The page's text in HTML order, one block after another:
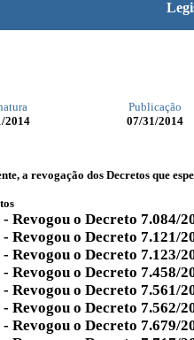
Publicação
2014 07/31/2014
a revogação dos Decretos que
- Revogou o Decreto 7.084/
- Revogou o Decreto 7.121/
- Revogou o Decreto 7.123/
- Revogou o Decreto 7.458/
- Revogou o Decreto 7.561/
- Revogou o Decreto 7.562/
- Revogou o Decreto 7.679/